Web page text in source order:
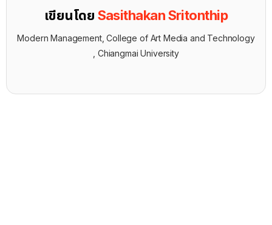
เขียนโดย Sasithakan Sritonthip
Modern Management, College of Art Media and Technology
, Chiangmai University